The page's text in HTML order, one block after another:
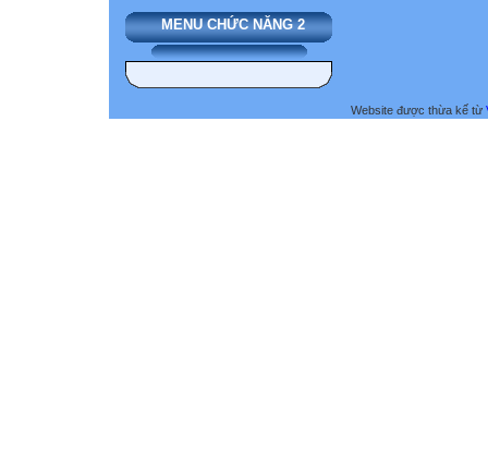
MENU CHỨC NĂNG 2
Website được thừa kế từ